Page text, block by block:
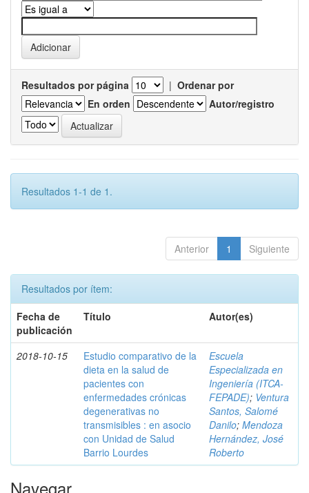
Resultados por página | Ordenar por
En orden
Autor/registro
Resultados 1-1 de 1.
Anterior 1 Siguiente
Resultados por ítem:
Fecha de
publicación
Título Autor(es)
2018-10-15
Estudio comparativo de la
dieta en la salud de
pacientes con
enfermedades crónicas
degenerativas no
transmisibles : en asocio
con Unidad de Salud
Barrio Lourdes
Escuela
Especializada en
Ingeniería (ITCA-
FEPADE); Ventura
Santos, Salomé
Danilo; Mendoza
Hernández, José
Roberto
Navegar